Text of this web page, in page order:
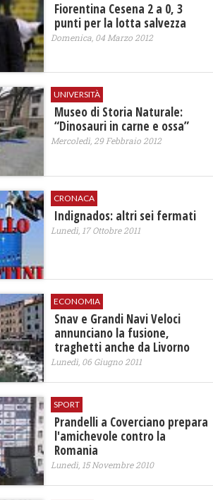
Fiorentina Cesena 2 a 0, 3
punti per la lotta salvezza
Domenica, 04 Marzo 2012
UNIVERSITÀ
Museo di Storia Naturale:
“Dinosauri in carne e ossa”
Mercoledì, 29 Febbraio 2012
CRONACA
Indignados: altri sei fermati
Lunedì, 17 Ottobre 2011
ECONOMIA
Snav e Grandi Navi Veloci
annunciano la fusione,
traghetti anche da Livorno
Lunedì, 06 Giugno 2011
SPORT
Prandelli a Coverciano prepara
l'amichevole contro la
Romania
Lunedì, 15 Novembre 2010